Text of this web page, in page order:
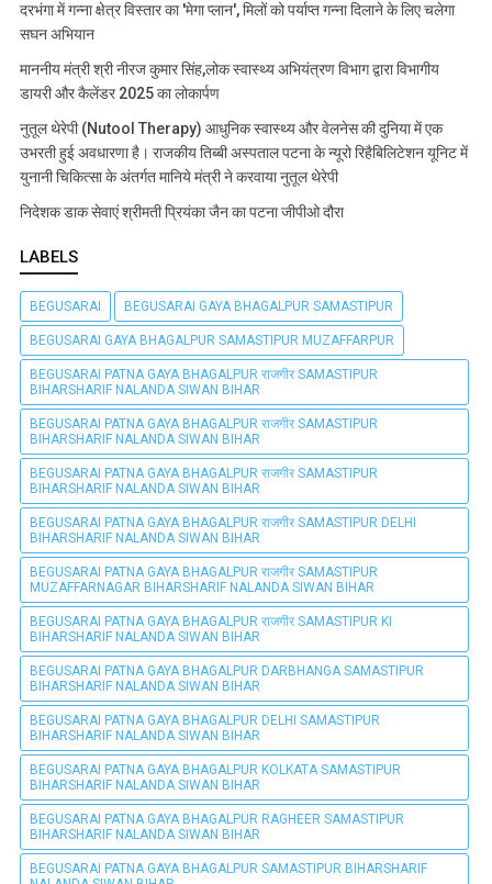
दरभंगा में गन्ना क्षेत्र विस्तार का 'मेगा प्लान', मिलों को पर्याप्त गन्ना दिलाने के लिए चलेगा
सघन अभियान
माननीय मंत्री श्री नीरज कुमार सिंह,लोक स्वास्थ्य अभियंत्रण विभाग द्वारा विभागीय
डायरी और कैलेंडर 2025 का लोकार्पण
नुतूल थेरेपी (Nutool Therapy) आधुनिक स्वास्थ्य और वेलनेस की दुनिया में एक
उभरती हुई अवधारणा है। राजकीय तिब्बी अस्पताल पटना के न्यूरो रिहैबिलिटेशन यूनिट में
युनानी चिकित्सा के अंतर्गत मानिये मंत्री ने करवाया नुतूल थेरेपी
निदेशक डाक सेवाएं श्रीमती प्रियंका जैन का पटना जीपीओ दौरा
LABELS
BEGUSARAI BEGUSARAI GAYA BHAGALPUR SAMASTIPUR
BEGUSARAI GAYA BHAGALPUR SAMASTIPUR MUZAFFARPUR
BEGUSARAI PATNA GAYA BHAGALPUR राजगीर SAMASTIPUR
BIHARSHARIF NALANDA SIWAN BIHAR
BEGUSARAI PATNA GAYA BHAGALPUR राजगीर SAMASTIPUR
BIHARSHARIF NALANDA SIWAN BIHAR
BEGUSARAI PATNA GAYA BHAGALPUR राजगीर SAMASTIPUR
BIHARSHARIF NALANDA SIWAN BIHAR
BEGUSARAI PATNA GAYA BHAGALPUR राजगीर SAMASTIPUR DELHI
BIHARSHARIF NALANDA SIWAN BIHAR
BEGUSARAI PATNA GAYA BHAGALPUR राजगीर SAMASTIPUR
MUZAFFARNAGAR BIHARSHARIF NALANDA SIWAN BIHAR
BEGUSARAI PATNA GAYA BHAGALPUR राजगीर SAMASTIPUR KI
BIHARSHARIF NALANDA SIWAN BIHAR
BEGUSARAI PATNA GAYA BHAGALPUR DARBHANGA SAMASTIPUR
BIHARSHARIF NALANDA SIWAN BIHAR
BEGUSARAI PATNA GAYA BHAGALPUR DELHI SAMASTIPUR
BIHARSHARIF NALANDA SIWAN BIHAR
BEGUSARAI PATNA GAYA BHAGALPUR KOLKATA SAMASTIPUR
BIHARSHARIF NALANDA SIWAN BIHAR
BEGUSARAI PATNA GAYA BHAGALPUR RAGHEER SAMASTIPUR
BIHARSHARIF NALANDA SIWAN BIHAR
BEGUSARAI PATNA GAYA BHAGALPUR SAMASTIPUR BIHARSHARIF